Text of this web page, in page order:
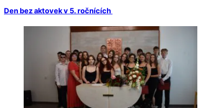
Den bez aktovek v 5. ročnících